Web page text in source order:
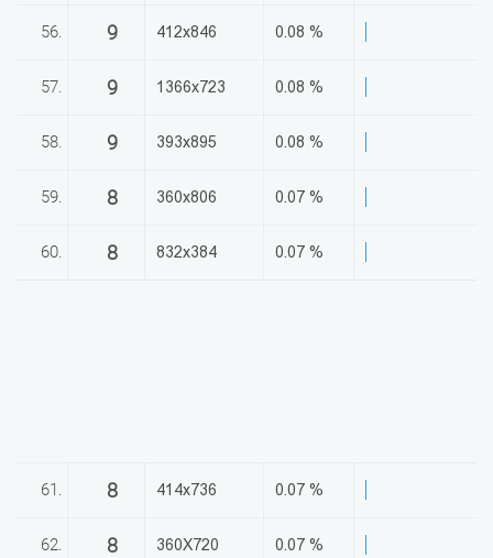
56. 9 412x846 0.08 %
57. 9 1366x723 0.08 %
58. 9 393x895 0.08 %
59. 8 360x806 0.07 %
60. 8 832x384 0.07 %
61. 8 414x736 0.07 %
62. 8 360X720 0.07 %